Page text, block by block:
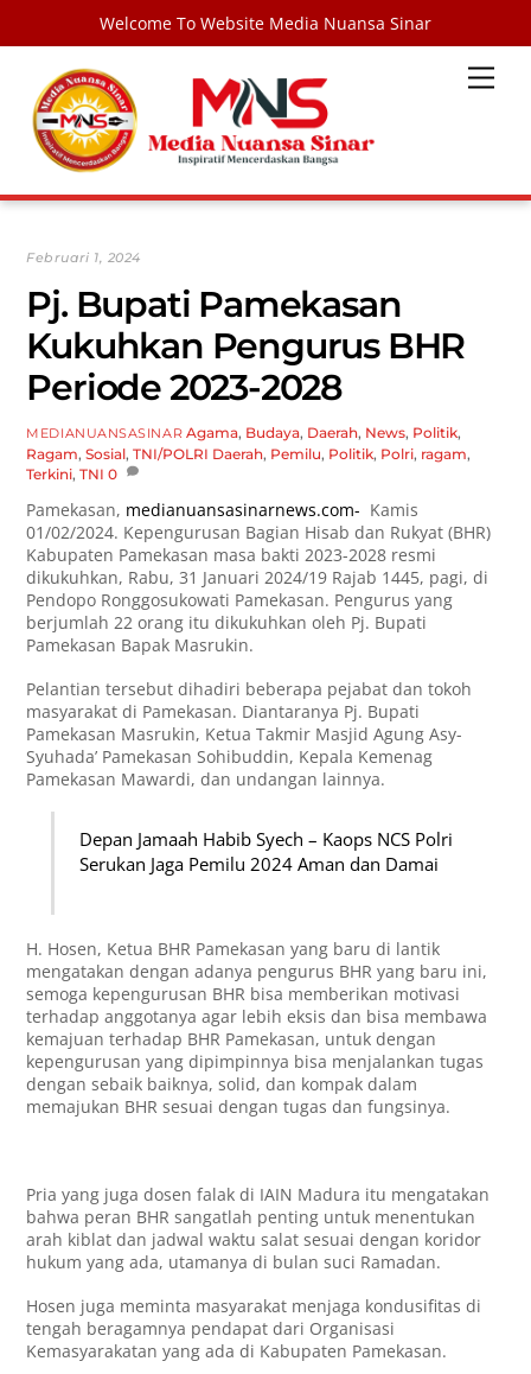
Welcome To Website Media Nuansa Sinar
content
Februari 1, 2024
Pj. Bupati Pamekasan
Kukuhkan Pengurus BHR
Periode 2023-2028
MEDIANUANSASINAR Agama, Budaya, Daerah, News, Politik,
Ragam,Sosial,TNI/POLRI Daerah, Pemilu, Politik, Polri, ragam,
Terkini,TNI 0
Pamekasan, medianuansasinarnews.com- Kamis
01/02/2024. Kepengurusan Bagian Hisab dan Rukyat (BHR)
Kabupaten Pamekasan masa bakti 2023-2028 resmi
dikukuhkan, Rabu, 31 Januari 2024/19 Rajab 1445, pagi, di
Pendopo Ronggosukowati Pamekasan. Pengurus yang
berjumlah 22 orang itu dikukuhkan oleh Pj. Bupati
Pamekasan Bapak Masrukin.
Pelantian tersebut dihadiri beberapa pejabat dan tokoh
masyarakat di Pamekasan. Diantaranya Pj. Bupati
Pamekasan Masrukin, Ketua Takmir Masjid Agung Asy-
Syuhada’ Pamekasan Sohibuddin, Kepala Kemenag
Pamekasan Mawardi, dan undangan lainnya.
Depan Jamaah Habib Syech – Kaops NCS Polri
Serukan Jaga Pemilu 2024 Aman dan Damai
H. Hosen, Ketua BHR Pamekasan yang baru di lantik
mengatakan dengan adanya pengurus BHR yang baru ini,
semoga kepengurusan BHR bisa memberikan motivasi
terhadap anggotanya agar lebih eksis dan bisa membawa
kemajuan terhadap BHR Pamekasan, untuk dengan
kepengurusan yang dipimpinnya bisa menjalankan tugas
dengan sebaik baiknya, solid, dan kompak dalam
memajukan BHR sesuai dengan tugas dan fungsinya.
Pria yang juga dosen falak di IAIN Madura itu mengatakan
bahwa peran BHR sangatlah penting untuk menentukan
arah kiblat dan jadwal waktu salat sesuai dengan koridor
hukum yang ada, utamanya di bulan suci Ramadan.
Hosen juga meminta masyarakat menjaga kondusifitas di
tengah beragamnya pendapat dari Organisasi
Kemasyarakatan yang ada di Kabupaten Pamekasan.